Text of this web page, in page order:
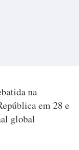
na
em 28 e
global